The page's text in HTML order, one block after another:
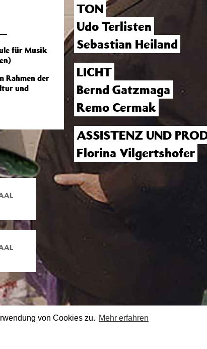
von Cookies zu. Mehr erfahren
für Musik
Rahmen der
und
TON
Udo Terlisten
Sebastian Heiland
LICHT
Bernd Gatzmaga
Remo Cermak
ASSISTENZ UND
Florina Vilgertshofer